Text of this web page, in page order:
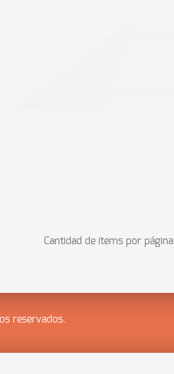
Cantidad de ítems por página
reservados.